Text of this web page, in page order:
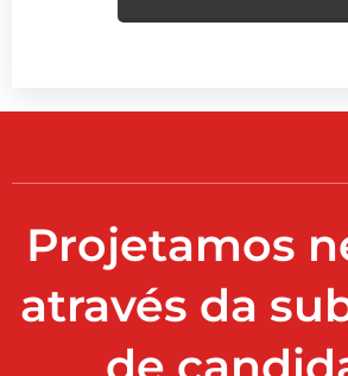
Projetamos
através da